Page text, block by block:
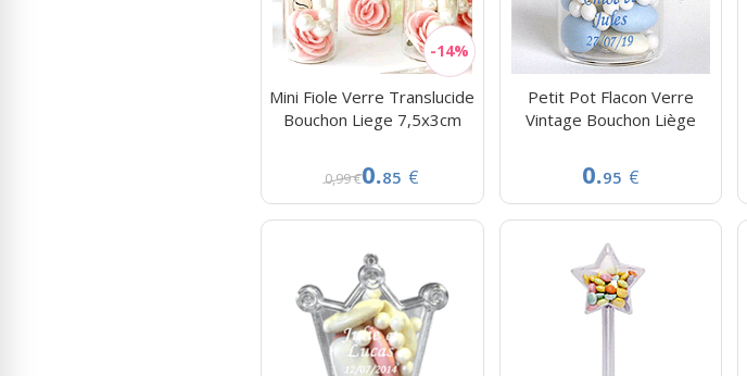
Mini Fiole Verre Translucide
Bouchon Liege 7,5x3cm
0,99 €0.85 €
Petit Pot Flacon Verre
Vintage Bouchon Liège
0.95 €